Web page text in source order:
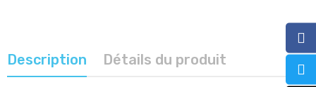
Description Détails du produit